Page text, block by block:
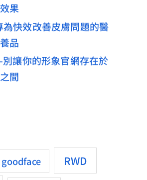
果
快效改善皮膚問題的醫
品
別讓你的形象官網存在於
間
goodface RWD